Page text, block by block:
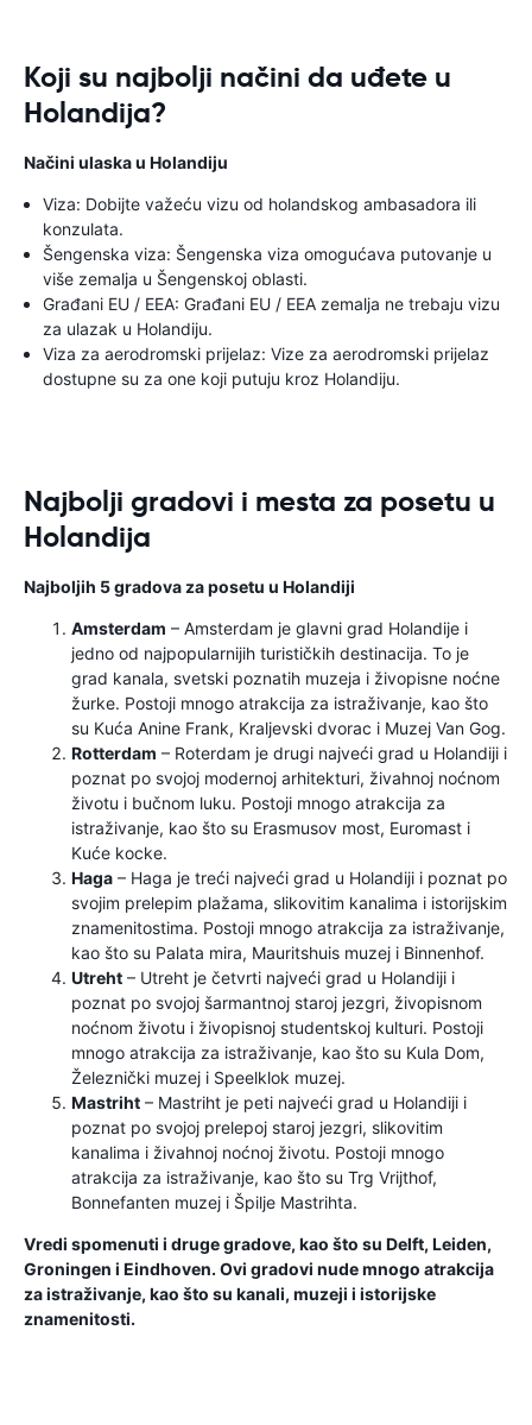
Koji su najbolji načini da uđete u
Holandija?
Načini ulaska u Holandiju
Viza: Dobijte važeću vizu od holandskog ambasadora ili
konzulata.
Šengenska viza: Šengenska viza omogućava putovanje u
više zemalja u Šengenskoj oblasti.
Građani EU / EEA: Građani EU / EEA zemalja ne trebaju vizu
za ulazak u Holandiju.
Viza za aerodromski prijelaz: Vize za aerodromski prijelaz
dostupne su za one koji putuju kroz Holandiju.
Najbolji gradovi i mesta za posetu u
Holandija
Najboljih 5 gradova za posetu u Holandiji
Amsterdam – Amsterdam je glavni grad Holandije i
jedno od najpopularnijih turističkih destinacija. To je
grad kanala, svetski poznatih muzeja i živopisne noćne
žurke. Postoji mnogo atrakcija za istraživanje, kao što
su Kuća Anine Frank, Kraljevski dvorac i Muzej Van Gog.
Rotterdam – Roterdam je drugi najveći grad u Holandiji i
poznat po svojoj modernoj arhitekturi, živahnoj noćnom
životu i bučnom luku. Postoji mnogo atrakcija za
istraživanje, kao što su Erasmusov most, Euromast i
Kuće kocke.
Haga – Haga je treći najveći grad u Holandiji i poznat po
svojim prelepim plažama, slikovitim kanalima i istorijskim
znamenitostima. Postoji mnogo atrakcija za istraživanje,
kao što su Palata mira, Mauritshuis muzej i Binnenhof.
Utreht – Utreht je četvrti najveći grad u Holandiji i
poznat po svojoj šarmantnoj staroj jezgri, živopisnom
noćnom životu i živopisnoj studentskoj kulturi. Postoji
mnogo atrakcija za istraživanje, kao što su Kula Dom,
Železnički muzej i Speelklok muzej.
Mastriht – Mastriht je peti najveći grad u Holandiji i
poznat po svojoj prelepoj staroj jezgri, slikovitim
kanalima i živahnoj noćnoj životu. Postoji mnogo
atrakcija za istraživanje, kao što su Trg Vrijthof,
Bonnefanten muzej i Špilje Mastrihta.
Vredi spomenuti i druge gradove, kao što su Delft, Leiden,
Groningen i Eindhoven. Ovi gradovi nude mnogo atrakcija
za istraživanje, kao što su kanali, muzeji i istorijske
znamenitosti.